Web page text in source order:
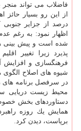
فاضلاب می تواند
درصد از جزایر جنوبی كشور در ۵۰
اظهار نمود: به رغم
شده است و پیش بینی
پذیرد زیرا تغییر
فرهنگسازی و افزایش
شیوه های اصلاح
در سرفصل برنامه های
محیط زیست دریایی
دستاوردهای بخش
همایش یك روزه
برپاست، دیدن كرد.